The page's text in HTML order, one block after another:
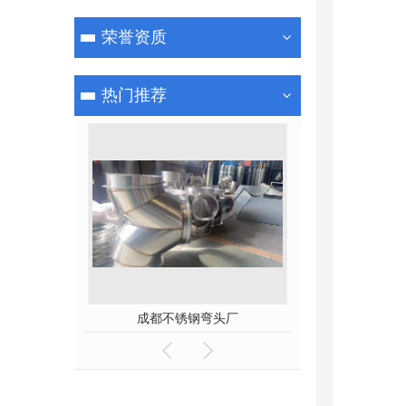
荣誉资质
热门推荐
成都不锈钢风管安装